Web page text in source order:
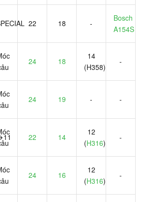
22 18 -
Bosch
A154S
24 18
14
(H358)
-
24 19 - -
22 14
12
(H316)
-
24 16
12
(H316)
-